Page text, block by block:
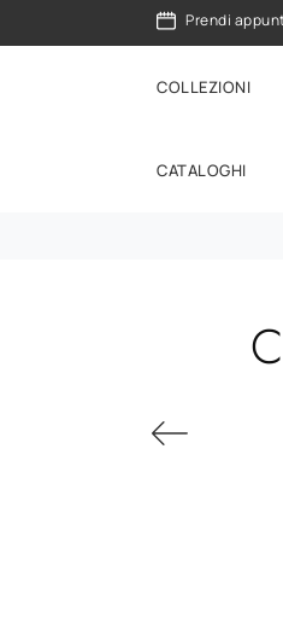
Prendi
COLLEZIONI
CATALOGHI